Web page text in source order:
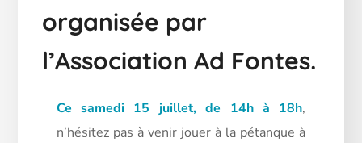
organisée par
l’Association Ad Fontes.
Ce samedi 15 juillet, de 14h à 18h,
n’hésitez pas à venir jouer à la pétanque à